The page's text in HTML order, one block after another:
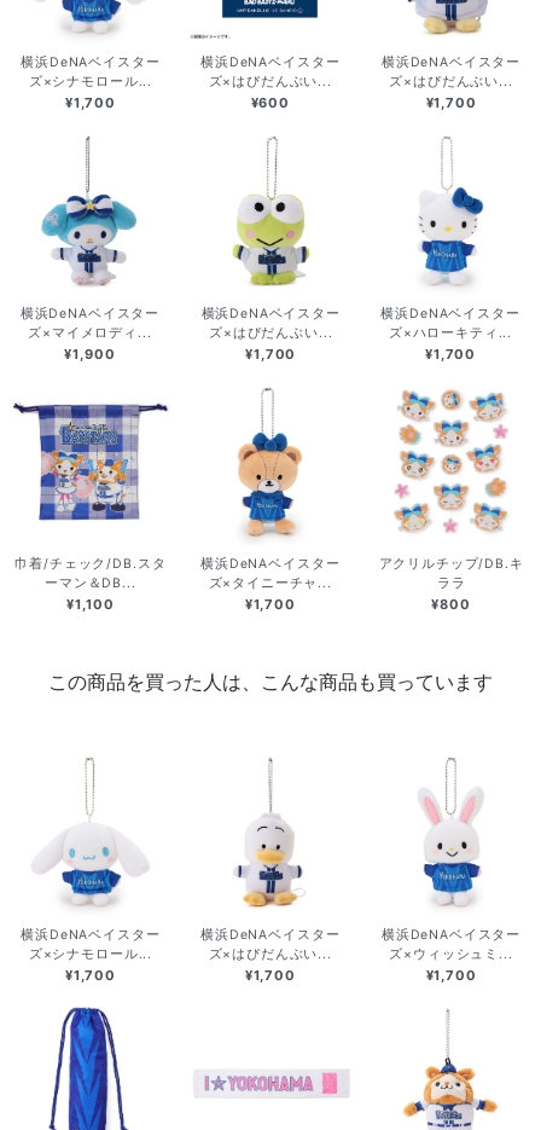
横浜DeNAベイスター
ズ×シナモロール...
¥1,700
横浜DeNAベイスター
ズ×はぴだんぶい...
¥600
横浜DeNAベイスター
ズ×はぴだんぶい...
¥1,700
横浜DeNAベイスター
ズ×マイメロディ...
¥1,900
横浜DeNAベイスター
ズ×はぴだんぶい...
¥1,700
横浜DeNAベイスター
ズ×ハローキティ...
¥1,700
巾着/チェック/DB.スタ
ーマン＆DB...
¥1,100
横浜DeNAベイスター
ズ×タイニーチャ...
¥1,700
アクリルチップ/DB.キ
ララ
¥800
この商品を買った人は、こんな商品も買っています
横浜DeNAベイスター
ズ×シナモロール...
¥1,700
横浜DeNAベイスター
ズ×はぴだんぶい...
¥1,700
横浜DeNAベイスター
ズ×ウィッシュミ...
¥1,700